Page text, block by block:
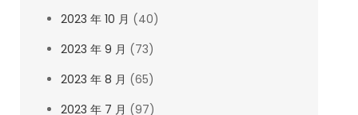
2023 年 10 月 (40)
2023 年 9 月 (73)
2023 年 8 月 (65)
2023 年 7 月 (97)